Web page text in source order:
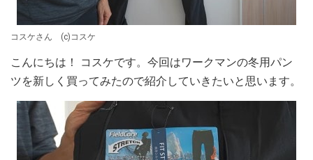
コスケさん (c)コスケ
こんにちは！ コスケです。今回はワークマンの冬用パン
ツを新しく買ってみたので紹介していきたいと思います。